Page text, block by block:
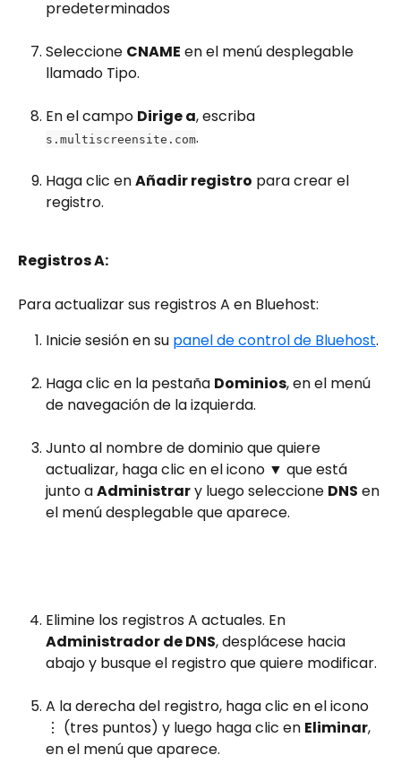
predeterminados
Seleccione CNAME en el menú desplegable
llamado Tipo.
En el campo Dirige a, escriba
s.multiscreensite.com.
Haga clic en Añadir registro para crear el
registro.
Registros A:
Para actualizar sus registros A en Bluehost:
Inicie sesión en su panel de control de Bluehost.
Haga clic en la pestaña Dominios, en el menú
de navegación de la izquierda.
Junto al nombre de dominio que quiere
actualizar, haga clic en el icono ▼ que está
junto a Administrar y luego seleccione DNS en
el menú desplegable que aparece.
Elimine los registros A actuales. En
Administrador de DNS, desplácese hacia
abajo y busque el registro que quiere modificar.
A la derecha del registro, haga clic en el icono
⋮ (tres puntos) y luego haga clic en Eliminar,
en el menú que aparece.